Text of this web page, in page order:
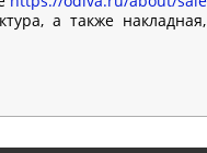
а также